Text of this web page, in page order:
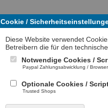
Cookie /
Diese Website verwendet
Betreibern die für den
Notwendige Cookies /
Paypal Zahlungsabwicklung /
Optionale Cookies /
Trusted Shops